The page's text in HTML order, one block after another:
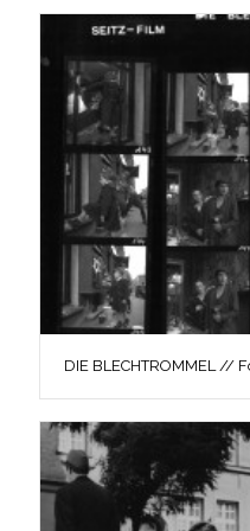
DIE BLECHTROMMEL //